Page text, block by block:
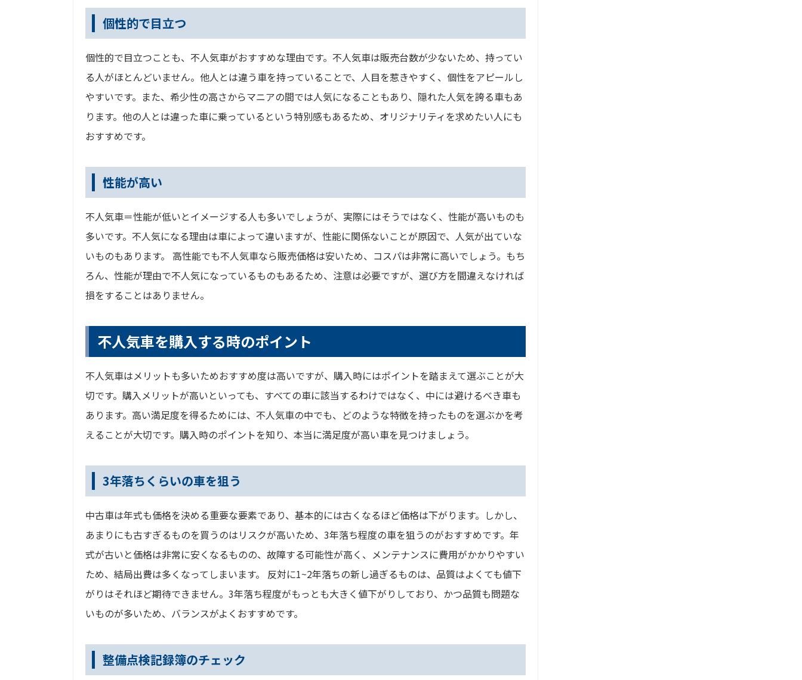
個性的で目立つ
個性的で目立つことも、不人気車がおすすめな理由です。不人気車は販売台数が少ないため、持ってい
る人がほとんどいません。他人とは違う車を持っていることで、人目を惹きやすく、個性をアピールし
やすいです。また、希少性の高さからマニアの間では人気になることもあり、隠れた人気を誇る車もあ
ります。他の人とは違った車に乗っているという特別感もあるため、オリジナリティを求めたい人にも
おすすめです。
性能が高い
不人気車＝性能が低いとイメージする人も多いでしょうが、実際にはそうではなく、性能が高いものも
多いです。不人気になる理由は車によって違いますが、性能に関係ないことが原因で、人気が出ていな
いものもあります。 高性能でも不人気車なら販売価格は安いため、コスパは非常に高いでしょう。もち
ろん、性能が理由で不人気になっているものもあるため、注意は必要ですが、選び方を間違えなければ
損をすることはありません。
不人気車を購入する時のポイント
不人気車はメリットも多いためおすすめ度は高いですが、購入時にはポイントを踏まえて選ぶことが大
切です。購入メリットが高いといっても、すべての車に該当するわけではなく、中には避けるべき車も
あります。高い満足度を得るためには、不人気車の中でも、どのような特徴を持ったものを選ぶかを考
えることが大切です。購入時のポイントを知り、本当に満足度が高い車を見つけましょう。
3年落ちくらいの車を狙う
中古車は年式も価格を決める重要な要素であり、基本的には古くなるほど価格は下がります。しかし、
あまりにも古すぎるものを買うのはリスクが高いため、3年落ち程度の車を狙うのがおすすめです。年
式が古いと価格は非常に安くなるものの、故障する可能性が高く、メンテナンスに費用がかかりやすい
ため、結局出費は多くなってしまいます。 反対に1~2年落ちの新し過ぎるものは、品質はよくても値下
がりはそれほど期待できません。3年落ち程度がもっとも大きく値下がりしており、かつ品質も問題な
いものが多いため、バランスがよくおすすめです。
整備点検記録簿のチェック